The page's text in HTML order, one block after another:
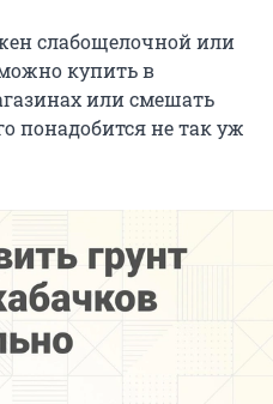
слабощелочной или
купить в
или смешать
понадобится не так уж